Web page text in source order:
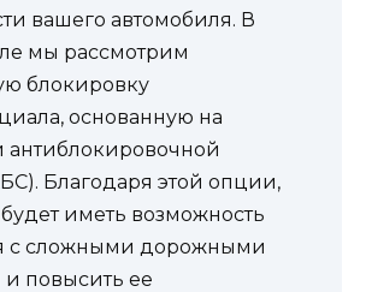
вашего автомобиля. В
мы рассмотрим
блокировку
основанную на
антиблокировочной
Благодаря этой опции,
иметь возможность
с сложными дорожными
повысить ее